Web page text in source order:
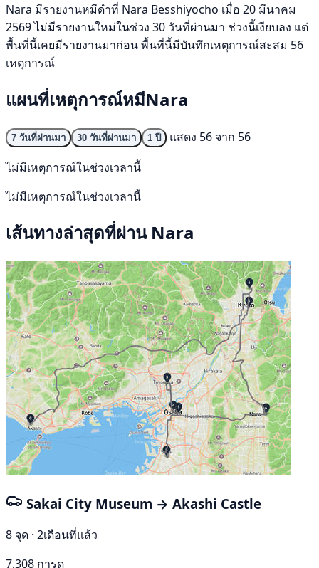
Nara มีรายงานหมีดำที่ Nara Besshiyocho เมื่อ 20 มีนาคม
2569 ไม่มีรายงานใหม่ในช่วง 30 วันที่ผ่านมา ช่วงนี้เงียบลง แต่
พื้นที่นี้เคยมีรายงานมาก่อน พื้นที่นี้มีบันทึกเหตุการณ์สะสม 56
เหตุการณ์
แผนที่เหตุการณ์หมีNara
7 วันที่ผ่านมา 30 วันที่ผ่านมา 1 ปี
แสดง 56 จาก 56
ไม่มีเหตุการณ์ในช่วงเวลานี้
ไม่มีเหตุการณ์ในช่วงเวลานี้
เส้นทางล่าสุดที่ผ่าน Nara
Sakai City Museum → Akashi Castle
8 จุด · 2เดือนที่แล้ว
7,308 การดู